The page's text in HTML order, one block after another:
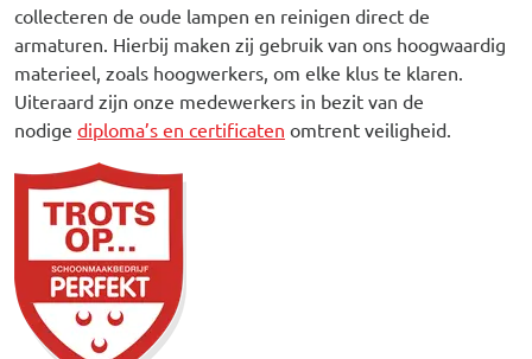
collecteren de oude lampen en reinigen direct de
armaturen. Hierbij maken zij gebruik van ons hoogwaardig
materieel, zoals hoogwerkers, om elke klus te klaren.
Uiteraard zijn onze medewerkers in bezit van de
nodige diploma’s en certificaten omtrent veiligheid.
Afbeelding